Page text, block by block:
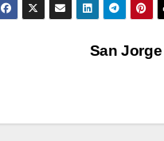
San Jorge